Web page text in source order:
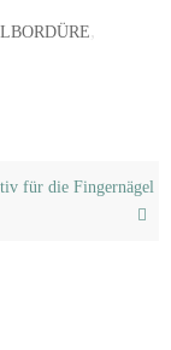
,
für die Fingernägel